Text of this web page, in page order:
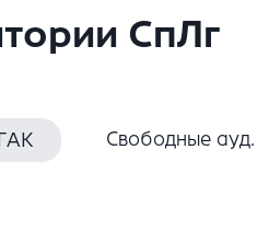
СпЛг
Свободные ауд.